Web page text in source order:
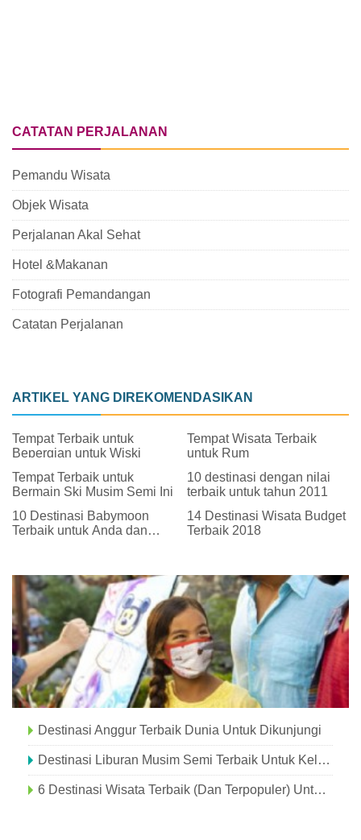
CATATAN PERJALANAN
Pemandu Wisata
Objek Wisata
Perjalanan Akal Sehat
Hotel &Makanan
Fotografi Pemandangan
Catatan Perjalanan
ARTIKEL YANG DIREKOMENDASIKAN
Tempat Terbaik untuk
Bepergian untuk Wiski
Tempat Wisata Terbaik
untuk Rum
Tempat Terbaik untuk
Bermain Ski Musim Semi Ini
10 destinasi dengan nilai
terbaik untuk tahun 2011
10 Destinasi Babymoon
Terbaik untuk Anda dan
14 Destinasi Wisata Budget
Terbaik 2018
Destinasi Anggur Terbaik Dunia Untuk Dikunjungi
Destinasi Liburan Musim Semi Terbaik Untuk Keluarga
6 Destinasi Wisata Terbaik (dan Terpopuler) Untuk Musim Gugur